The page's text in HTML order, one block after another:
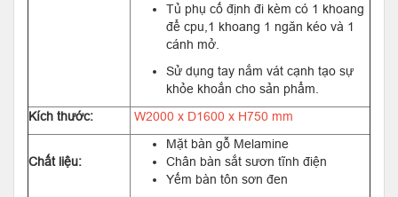
Tủ phụ cố định đi kèm có 1 khoang
để cpu,1 khoang 1 ngăn kéo và 1
cánh mở.
Sử dụng tay nắm vát cạnh tạo sự
khỏe khoắn cho sản phẩm.
Kích thước:
W2000 x D1600 x H750 mm
Chất liệu:
Mặt bàn gỗ Melamine
Chân bàn sắt sươn tĩnh điện
Yếm bàn tôn sơn đen